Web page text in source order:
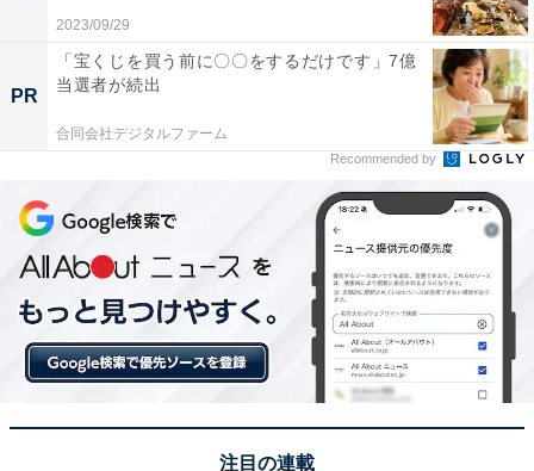
2023/09/29
PR
「宝くじを買う前に〇〇をするだけです」7億
当選者が続出
合同会社デジタルファーム
Recommended by
注目の連載